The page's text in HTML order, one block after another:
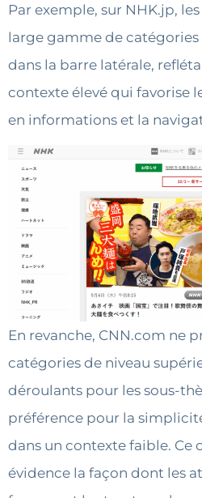
Par exemple, sur NHK.jp,
large gamme de
dans la barre latérale,
contexte élevé qui favorise
en informations et la
En revanche, CNN.com ne
catégories de niveau
déroulants pour les sous-
préférence pour la
dans un contexte faible. Ce
évidence la façon dont les